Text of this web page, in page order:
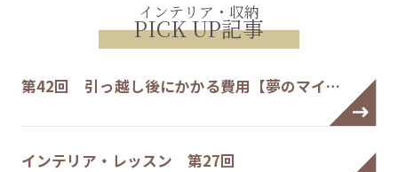
インテリア・収納
PICK UP記事
第42回 引っ越し後にかかる費用【夢のマイ…
インテリア・レッスン 第27回